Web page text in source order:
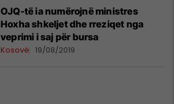
OJQ-të ia numërojnë ministres
Hoxha shkeljet dhe rreziqet nga
veprimi i saj për bursa
Kosovë 19/08/2019